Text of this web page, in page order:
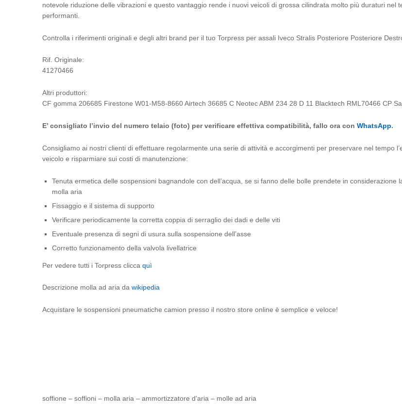
notevole riduzione delle vibrazioni e questo vantaggio rende i nuovi veicoli di grossa cilindrata molto più duraturi nel
performanti.
Controlla i riferimenti originali e degli altri brand per il tuo Torpress per assali Iveco Stralis Posteriore Posteriore
Rif. Originale:
41270466
Altri produttori:
CF gomma 206685 Firestone W01-M58-8660 Airtech 36685 C Neotec ABM 234 28 D 11 Blacktech RML70466 CP
E’ consigliato l’invio del numero telaio (foto) per verificare effettiva compatibilità, fallo ora con WhatsApp.
Consigliamo ai nostri clienti di effettuare regolarmente una serie di attività e accorgimenti per preservare nel tempo
veicolo e risparmiare sui costi di manutenzione:
Tenuta ermetica delle sospensioni bagnandole con dell’acqua, se si fanno delle bolle prendete in considerazione
molla aria
Fissaggio e il sistema di supporto
Verificare periodicamente la corretta coppia di serraglio dei dadi e delle viti
Eventuale presenza di segni di usura sulla sospensione dell’asse
Corretto funzionamento della valvola livellatrice
Per vedere tutti i Torpress clicca quì
Descrizione molla ad aria da wikipedia
Acquistare le sospensioni pneumatiche camion presso il nostro store online è semplice e veloce!
soffione – soffioni – molla aria – ammortizzatore d’aria – molle ad aria